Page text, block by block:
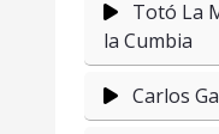
Totó La
la Cumbia
Carlos